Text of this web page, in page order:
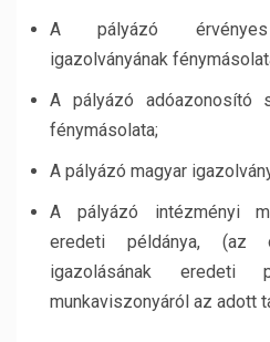
A pályázó érvényes
igazolványának
A pályázó adóazonosító
fénymásolata;
A pályázó magyar
A pályázó intézményi
eredeti példánya, (az
igazolásának eredeti
munkaviszonyáról az adott